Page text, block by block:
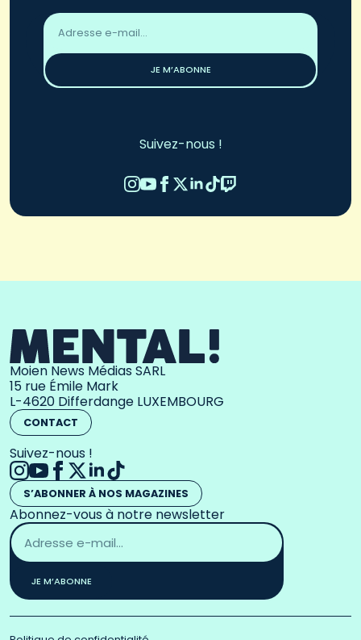
Adresse
email
JE M’ABONNE
Suivez-nous !
Moien News Médias SARL
15 rue Émile Mark
L-4620 Differdange LUXEMBOURG
CONTACT
Suivez-nous !
S’ABONNER À NOS MAGAZINES
Abonnez-vous à notre newsletter
Adresse
email
*
JE M’ABONNE